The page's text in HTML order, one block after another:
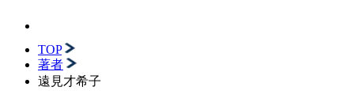
TOP
著者
遠見才希子